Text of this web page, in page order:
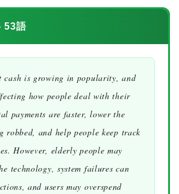
語
cash is growing in popularity, and
how people deal with their
payments are faster, lower the
robbed, and help people keep track
However, elderly people may
technology, system failures can
and users may overspend